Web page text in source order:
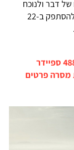
דבר ולנוכח
העבר הפלילי הנקי של הצעיר השופט בחר להסתפק ב-22
מסרה פרטים